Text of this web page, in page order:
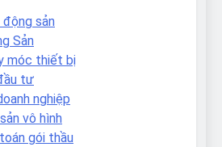
sản
Sản
móc thiết bị
tư
nghiệp
vô hình
gói thầu